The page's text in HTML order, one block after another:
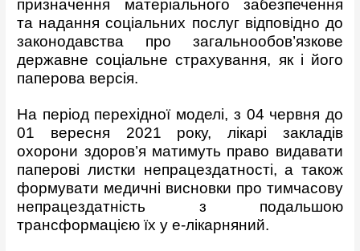
призначення матеріального забезпечення
та надання соціальних послуг відповідно до
законодавства про загальнообов’язкове
державне соціальне страхування, як і його
паперова версія.
На період перехідної моделі, з 04 червня до
01 вересня 2021 року, лікарі закладів
охорони здоров’я матимуть право видавати
паперові листки непрацездатності, а також
формувати медичні висновки про тимчасову
непрацездатність з подальшою
трансформацією їх у е-лікарняний.